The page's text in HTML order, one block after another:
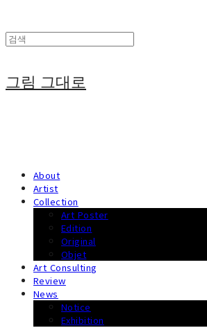
그림 그대로
About
Artist
Collection
Art Poster
Edition
Original
Objet
Art Consulting
Review
News
Notice
Exhibition